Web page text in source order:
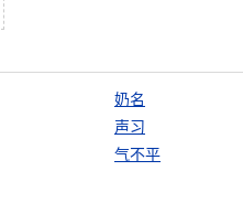
奶名
声习
气不平